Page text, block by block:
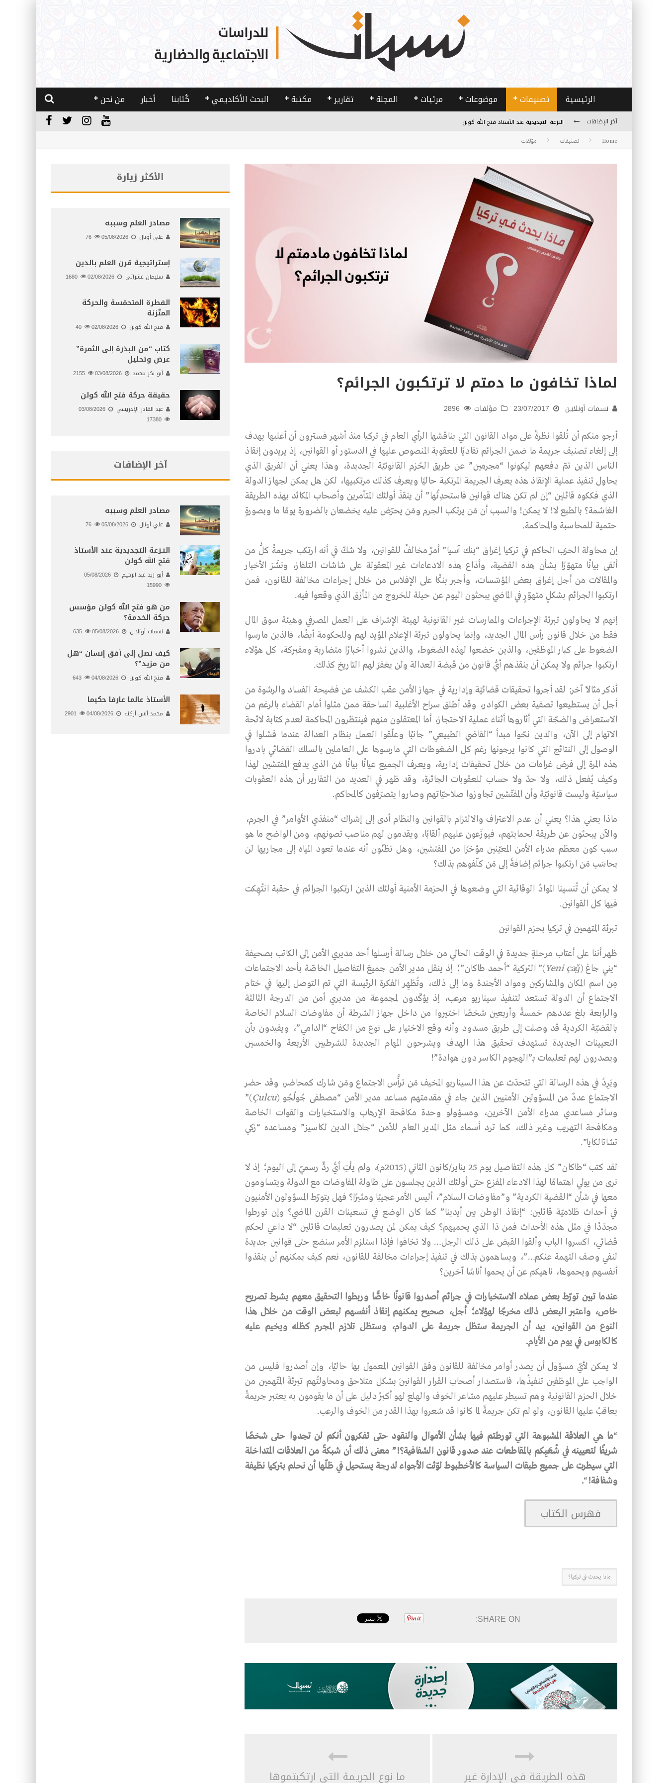
الرئيسية تصنيفات موضوعات مرئيات المجلة تقارير مكتبة البحث الأكاديمي كُتابنا أخبار من نحن
آخر الإضافات
من هو فتح الله كولن مؤسس حركة الخدمة؟
كيف نصل إلى أفق إنسان “هل من مزيد”؟
الأستاذ عالما عارفا حكيما
مصادر العلم وسببه
النـزعة التجديدية عند الأستاذ فتح الله كولن
Home تصنيفات مؤلفات
لماذا تخافون ما دمتم لا ترتكبون الجرائم؟
نسمات أونلاين 23/07/2017 مؤلفات
أرجو منكم أن تُلقوا نظرةً على مواد القانون التي يناقشها الرأي العام في تركيا منذ أشهر فسترون أن أغلبها يهدف
إلى إلغاء تصنيف جريمة ما ضمن الجرائم تفاديًا للعقوبة المنصوص عليها في الدستور أو القوانين، إذ يريدون إنقاذ
الناس الذين تمّ دفعهم ليكونوا “مجرمين” عن طريق الحُزم القانونيّة الجديدة، وهذا يعني أن الفريق الذي
يحاول تنفيذ عملية الإنقاذ هذه يعرف الجريمة المرتكبة حاليًا ويعرف كذلك مرتكبيها، لكن هل يمكن لجهاز الدولة
الذي فككوه قائلين “إن لم تكن هناك قوانين فاستحدِثْها” أن ينقذَ أولئك المتآمرين وأصحاب المكائد بهذه الطريقة
الغاشمة؟ بالطبع لا! لا يمكن! والسبب أن مَن يرتكب الجرم ومَن يحرّض عليه يخضعان بالضرورة يومًا ما وبصورةٍ
حتمية للمحاسبة والمحاكمة.
إن محاولة الحزب الحاكم في تركيا إغراق “بنك آسيا” أمرٌ مخالفٌ للقوانين، ولا شكّ في أنه ارتكب جريمةً كلُّ من
ألقى بيانًا متهوّرًا بشأن هذه القضية، وأذاع هذه الادعاءات غير المعقولة على شاشات التلفاز، ونشَرَ الأخبار
والمقالات من أجل إغراق بعض المؤسّسات، وأجبر بنكًا على الإفلاس من خلال إجراءات مخالفة للقانون، فمن
ارتكبوا الجرائم بشكلٍ متهوّرٍ في الماضي يبحثون اليوم عن حيلة للخروج من المأزق الذي وقعوا فيه.
إنهم لا يحاولون تبرئة الإجراءات والممارسات غير القانونية لهيئة الإشراف على العمل المصرفي وهيئة سوق المال
فقط من خلال قانون رأس المال الجديد، وإنما يحاولون تبرئة الإعلام المؤيد لهم وللحكومة أيضًا، فالذين مارسوا
الضغوط على كبار الموظفين، والذين خضعوا لهذه الضغوط، والذين نشروا أخبارًا متضاربة ومفبركة، كل هؤلاء
ارتكبوا جرائم ولا يمكن أن ينقذهم أيُّ قانون من قبضة العدالة ولن يغفرَ لهم التاريخ كذلك.
أذكر مثالًا آخر: لقد أجروا تحقيقات قضائيّة وإدارية في جهاز الأمن عقب الكشف عن فضيحة الفساد والرشوة من
أجل أن يستطيعوا تصفية بعض الكوادر، وقد أطلق سراح الأغلبية الساحقة ممن مثلوا أمام القضاء بالرغم من
الاستعراض والضجّة التي أثاروها أثناء عملية الاحتجاز، أما المعتقلون منهم فينتظرون المحاكمة لعدم كتابة لائحة
الاتهام إلى الآن، والذين نحّوا مبدأ “القاضي الطبيعي” جانبًا وعلّقوا العمل بنظام العدالة عندما فشلوا في
الوصول إلى النتائج التي كانوا يرجونها رغم كل الضغوطات التي مارسوها على العاملين بالسلك القضائي بادروا
هذه المرة إلى فرض غرامات من خلال تحقيقات إدارية، ويعرف الجميع عيانًا بيانًا مَن الذي يدفع المفتشين لهذا
وكيف يُفعل ذلك، ولا حدّ ولا حساب للعقوبات الجائرة، وقد ظهر في العديد من التقارير أن هذه العقوبات
سياسيّة وليست قانونيّة وأن المفتّشين تجاوزوا صلاحيّاتهم وصاروا يتصرّفون كالمحاكم.
ماذا يعني هذا؟ يعني أن عدم الاعتراف والالتزام بالقوانين والنظام أدى إلى إشراك “منفذي الأوامر” في الجرم،
والآن يبحثون عن طريقة لحمايتهم، فيوزّعون عليهم ألقابًا، ويقدمون لهم مناصب تصونهم، ومن الواضح ما هو
سبب كون معظم مدراء الأمن المعيّنين مؤخرًا من المفتشين، وهل تظنّون أنه عندما تعود المياه إلى مجاريها لن
يحاسَب مَن ارتكبوا جرائم إضافةً إلى مَن كلّفوهم بذلك؟
لا يمكن أن تُنسينا الموادُ الوقائية التي وضعوها في الحزمة الأمنية أولئك الذين ارتكبوا الجرائم في حقبة انتُهِكت
فيها كل القوانين.
تبرئة المتهمين في تركيا بحزم القوانين
ظهر أننا على أعتاب مرحلةٍ جديدة في الوقت الحالي من خلال رسالة أرسلها أحد مديري الأمن إلى الكاتب بصحيفة
“يني جاغ (Yeni çağ)” التركية “أحمد طاكان”؛ إذ ينقل مدير الأمن جميعَ التفاصيل الخاصّة بأحد الاجتماعات
مِن اسم المكان والمشاركين ومواد الأجندة وما إلى ذلك، وتُظهِر الفكرة الرئيسة التي تم التوصل إليها في ختام
الاجتماع أن الدولة تستعد لتنفيذ سيناريو مرعب، إذ يؤكّدون لمجموعة من مديري أمن من الدرجة الثالثة
والرابعة بلغ عددهم خمسةً وأربعين شخصًا اختيروا من داخل جهاز الشرطة أن مفاوضات السلام الخاصة
بالقضيّة الكردية قد وصلت إلى طريق مسدود وأنه وقع الاختيار على نوع من الكفاح “الدامي”، ويفيدون بأن
التعيينات الجديدة تستهدف تحقيق هذا الهدف ويشرحون المهام الجديدة للشرطيين الأربعة والخمسين
ويصدرون لهم تعليمات بـ”الهجوم الكاسر دون هوادة”!
ويَرِدُ في هذه الرسالة التي تتحدّث عن هذا السيناريو المخيف مَن ترأَّس الاجتماع ومَن شارك كمحاضر، وقد حضر
الاجتماع عددٌ من المسؤولين الأمنيين الذين جاء في مقدمتهم مساعد مدير الأمن “مصطفى جُولْجُو (Çulcu
)”
وسائر مساعدي مدراء الأمن الآخرين، ومسؤولو وحدة مكافحة الإرهاب والاستخبارات والقوات الخاصة
ومكافحة التهريب وغير ذلك، كما ترد أسماء مثل المدير العام للأمن “جلال الدين لكاسيز” ومساعده “زكي
تشاتالكايا”.
لقد كتب “طاكان” كل هذه التفاصيل يوم 25 يناير/كانون الثاني (2015م)، ولم يأتِ أيُّ ردٍّ رسميّ إلى اليوم؛ إذ لا
نرى من يولي اهتمامًا لهذا الادعاء المفزع حتى أولئك الذين يجلسون على طاولة المفاوضات مع الدولة ويتساومون
معها في شأن “القضية الكردية” و”مفاوضات السلام”، أليس الأمر عجيبًا ومثيرًا؟ فهل يتورّط المسؤولون الأمنيون
في أحداث ظلاميّة قائلين: “إنقاذ الوطن بين أيدينا” كما كان الوضع في تسعينات القرن الماضي؟ وإن تورطوا
مجدّدًا في مثل هذه الأحداث فمن ذا الذي يحميهم؟ كيف يمكن لمن يصدرون تعليمات قائلين “لا داعي لحكم
قضائي، اكسروا الباب وألقوا القبض على ذلك الرجل… ولا تخافوا فإذا استلزم الأمر سنضع حتى قوانين جديدة
لنفي وصف التهمة عنكم…”، ويساهمون بذلك في تنفيذ إجراءات مخالفة للقانون، نعم كيف يمكنهم أن ينقذوا
أنفسهم ويحموها، ناهيكم عن أن يحموا أناسًا آخرين؟
عندما تبين تورّط بعض عملاء الاستخبارات في جرائم أصدروا قانونًا خاصًّا وربطوا التحقيق معهم بشرط تصريح
خاص، واعتبر البعض ذلك مخرجًا لهؤلاء؛ أجل، صحيح يمكنهم إنقاذ أنفسهم لبعض الوقت من خلال هذا
النوع من القوانين، بيد أن الجريمة ستظل جريمة على الدوام، وستظل تلازم المجرم كظله ويخيم عليه
كالكابوس في يوم من الأيام.
لا يمكن لأيّ مسؤول أن يصدر أوامر مخالفة للقانون وفق القوانين المعمول بها حاليًا، وإن أصدروا فليس من
الواجب على الموظفين تنفيذُها، فاستصدار أصحاب القرار القوانينَ بشكل متلاحق ومحاولتُهم تبرئةَ المتّهمين من
خلال الحزم القانونية وهم تسيطر عليهم مشاعر الخوف والهلع لهو أكبرُ دليل على أن ما يقومون به يعتبر جريمةً
يعاقبُ عليها القانون، ولو لم تكن جريمةً لما كانوا قد شعروا بهذا القدر من الخوف والرعب.
“ما هي العلاقة المشبوهة التي تورطتم فيها بشأن الأموال والنقود حتى تفكرون أنكم لن تجدوا حتى شخصًا
شريفًا لتعيينه في شُعَبِكم بالمقاطعات عند صدورقانون الشفافية؟!” معنى ذلك أن شبكةً من العلاقات المتداخلة
التي سيطرت على جميع طبقات السياسة كالأخطبوطلوّثت الأجواءلدرجة يستحيل في ظلّها أن نحلم بتركيا نظيفة
وشفافة!
“
.
فهرس الكتاب
ماذا يحدث في تركيا؟
SHARE ON:
هذه الطريقة في الإدارة غير ما نوع الجريمة التي ارتكبتموها
الأكثر زيارة
مصادر العلم وسببه
علي أونال 05/08/2026
إستراتيجية قرن العلم بالدين
سليمان عشراتي 02/08/2026
الفطرة المتحمّسة والحركة
المتّزنة
فتح الله كولن 02/08/2026
كتاب “من البذرة إلى الثمرة”
عرض وتحليل
أبو بكر محمد 03/08/2026
حقيقة حركة فتح الله كولن
عبد القادر الإدريسي
03/08/2026
آخر الإضافات
مصادر العلم وسببه
علي أونال 05/08/2026
النـزعة التجديدية عند الأستاذ
فتح الله كولن
أبو زيد عبد الرحيم
05/08/2026
من هو فتح الله كولن مؤسس
حركة الخدمة؟
نسمات أونلاين 05/08/2026
كيف نصل إلى أفق إنسان “هل
من مزيد”؟
فتح الله كولن 04/08/2026
الأستاذ عالما عارفا حكيما
محمد أنس أركنه 04/08/2026